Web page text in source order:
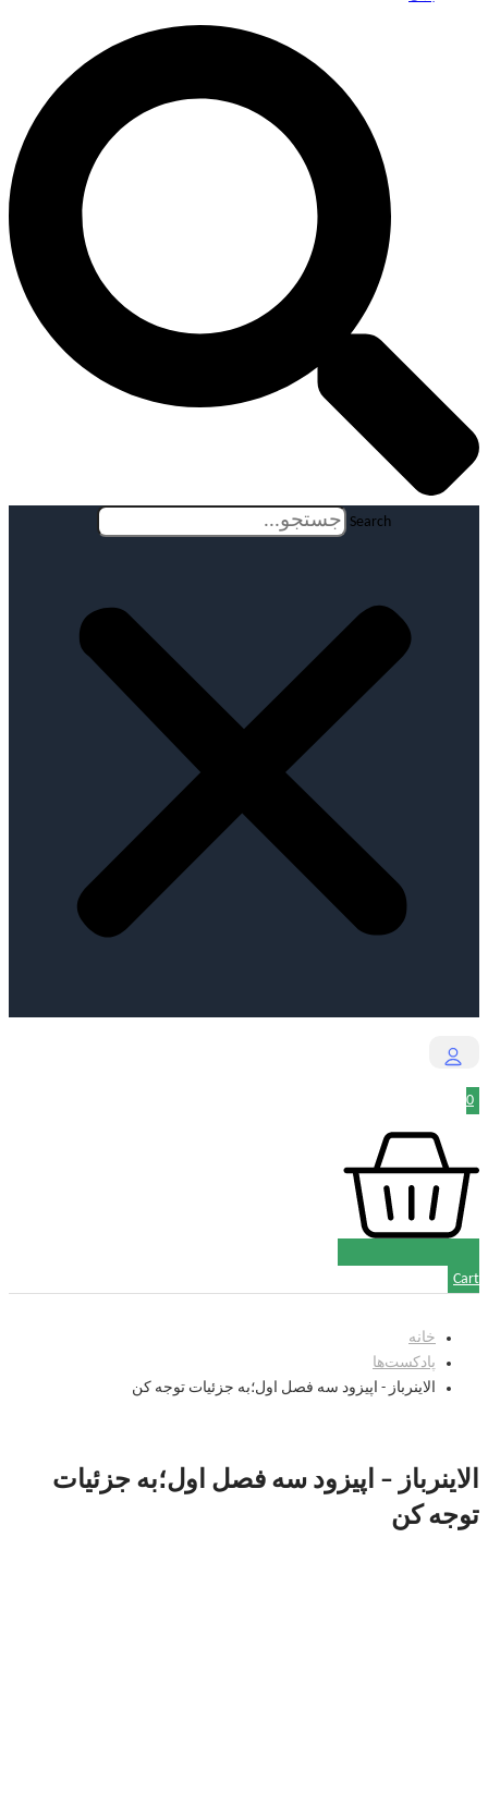
Search
0
Cart
خانه
پادکست‌‌ها
الاینرباز - اپیزود سه فصل اول؛به جزئیات توجه کن
الاینرباز – اپیزود سه فصل اول؛به جزئیات
توجه کن